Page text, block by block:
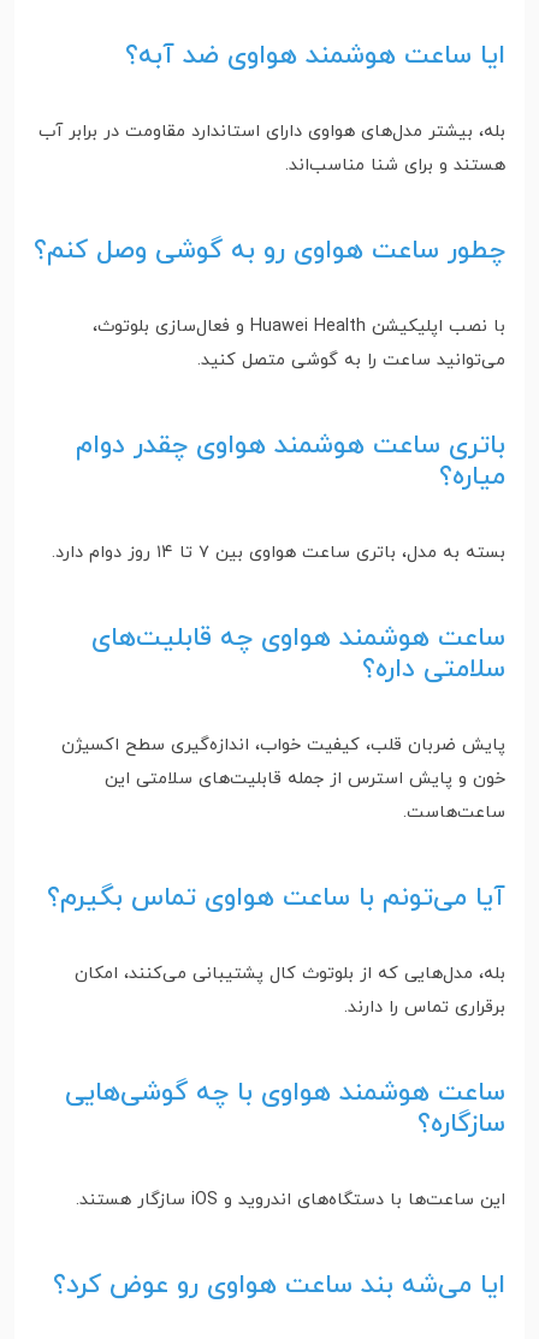
ایا ساعت هوشمند هواوی ضد آبه؟
بله، بیشتر مدل‌های هواوی دارای استاندارد مقاومت در برابر آب
هستند و برای شنا مناسب‌اند.
چطور ساعت هواوی رو به گوشی وصل کنم؟
با نصب اپلیکیشن Huawei Health و فعال‌سازی بلوتوث،
می‌توانید ساعت را به گوشی متصل کنید.
باتری ساعت هوشمند هواوی چقدر دوام
میاره؟
بسته به مدل، باتری ساعت‌ هواوی بین ۷ تا ۱۴ روز دوام دارد.
ساعت هوشمند هواوی چه قابلیت‌های
سلامتی داره؟
پایش ضربان قلب، کیفیت خواب، اندازه‌گیری سطح اکسیژن
خون و پایش استرس از جمله قابلیت‌های سلامتی این
ساعت‌هاست.
آیا می‌تونم با ساعت هواوی تماس بگیرم؟
بله، مدل‌هایی که از بلوتوث کال پشتیبانی می‌کنند، امکان
برقراری تماس را دارند.
ساعت هوشمند هواوی با چه گوشی‌هایی
سازگاره؟
این ساعت‌ها با دستگاه‌های اندروید و iOS سازگار هستند.
ایا می‌شه بند ساعت هواوی رو عوض کرد؟